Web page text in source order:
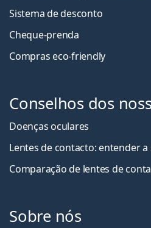
Sistema de desconto
Cheque-prenda
Compras eco-friendly
Conselhos dos
Doenças oculares
Lentes de contacto: entender
Comparação de lentes de
Sobre nós